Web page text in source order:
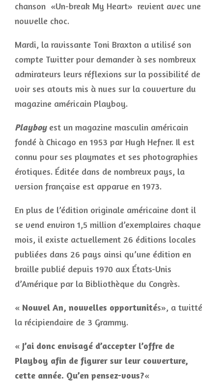
chanson «Un-break My Heart» revient avec une
nouvelle choc.
Mardi, la ravissante Toni Braxton a utilisé son
compte Twitter pour demander à ses nombreux
admirateurs leurs réflexions sur la possibilité de
voir ses atouts mis à nues sur la couverture du
magazine américain Playboy.
Playboyest un magazine masculin américain
fondé à Chicago en 1953 par Hugh Hefner. Il est
connu pour ses playmates et ses photographies
érotiques. Éditée dans de nombreux pays, la
version française est apparue en 1973.
En plus de l’édition originale américaine dont il
se vend environ 1,5 million d’exemplaires chaque
mois, il existe actuellement 26 éditions locales
publiées dans 26 pays ainsi qu’une édition en
braille publié depuis 1970 aux États-Unis
d’Amérique par la Bibliothèque du Congrès.
« Nouvel An, nouvelles opportunités», a twitté
la récipiendaire de 3 Grammy.
« J’ai donc envisagé d’accepter l’offre de
Playboy afin de figurer sur leur couverture,
cette année. Qu’en pensez-vous?«